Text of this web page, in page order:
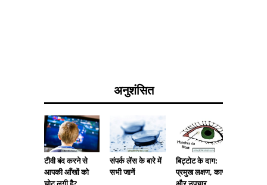
अनुशंसित
टीवी बंद करने से
आपकी आँखों को
संपर्क लेंस के बारे में
सभी जानें
बिट्टोट के दाग:
प्रमुख लक्षण, कारण